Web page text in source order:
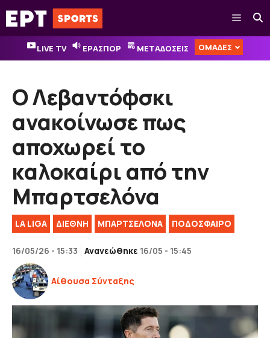
Μετάβαση
σε
περιεχόμενο
Μενού
LIVE TV ΕΡΑΣΠΟΡ ΜΕΤΑΔΟΣΕΙΣ ΟΜΑΔΕΣ
Ο Λεβαντόφσκι
ανακοίνωσε πως
αποχωρεί το
καλοκαίρι από την
Μπαρτσελόνα
LA LIGA ΔΙΕΘΝΉ ΜΠΑΡΤΣΕΛΟΝΑ ΠΟΔΟΣΦΑΙΡΟ
16/05/26 - 15:33 Ανανεώθηκε 16/05 - 15:45
Αίθουσα Σύνταξης